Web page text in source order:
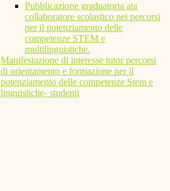
Pubblicazione graduatoria ata
collaboratore scolastico nei percorsi
per il potenziamento delle
competenze STEM e
multilinguistiche.
Manifestazione di interesse tutor percorsi
di orientamento e formazione per il
potenziamento delle competenze Stem e
linguistiche- studenti